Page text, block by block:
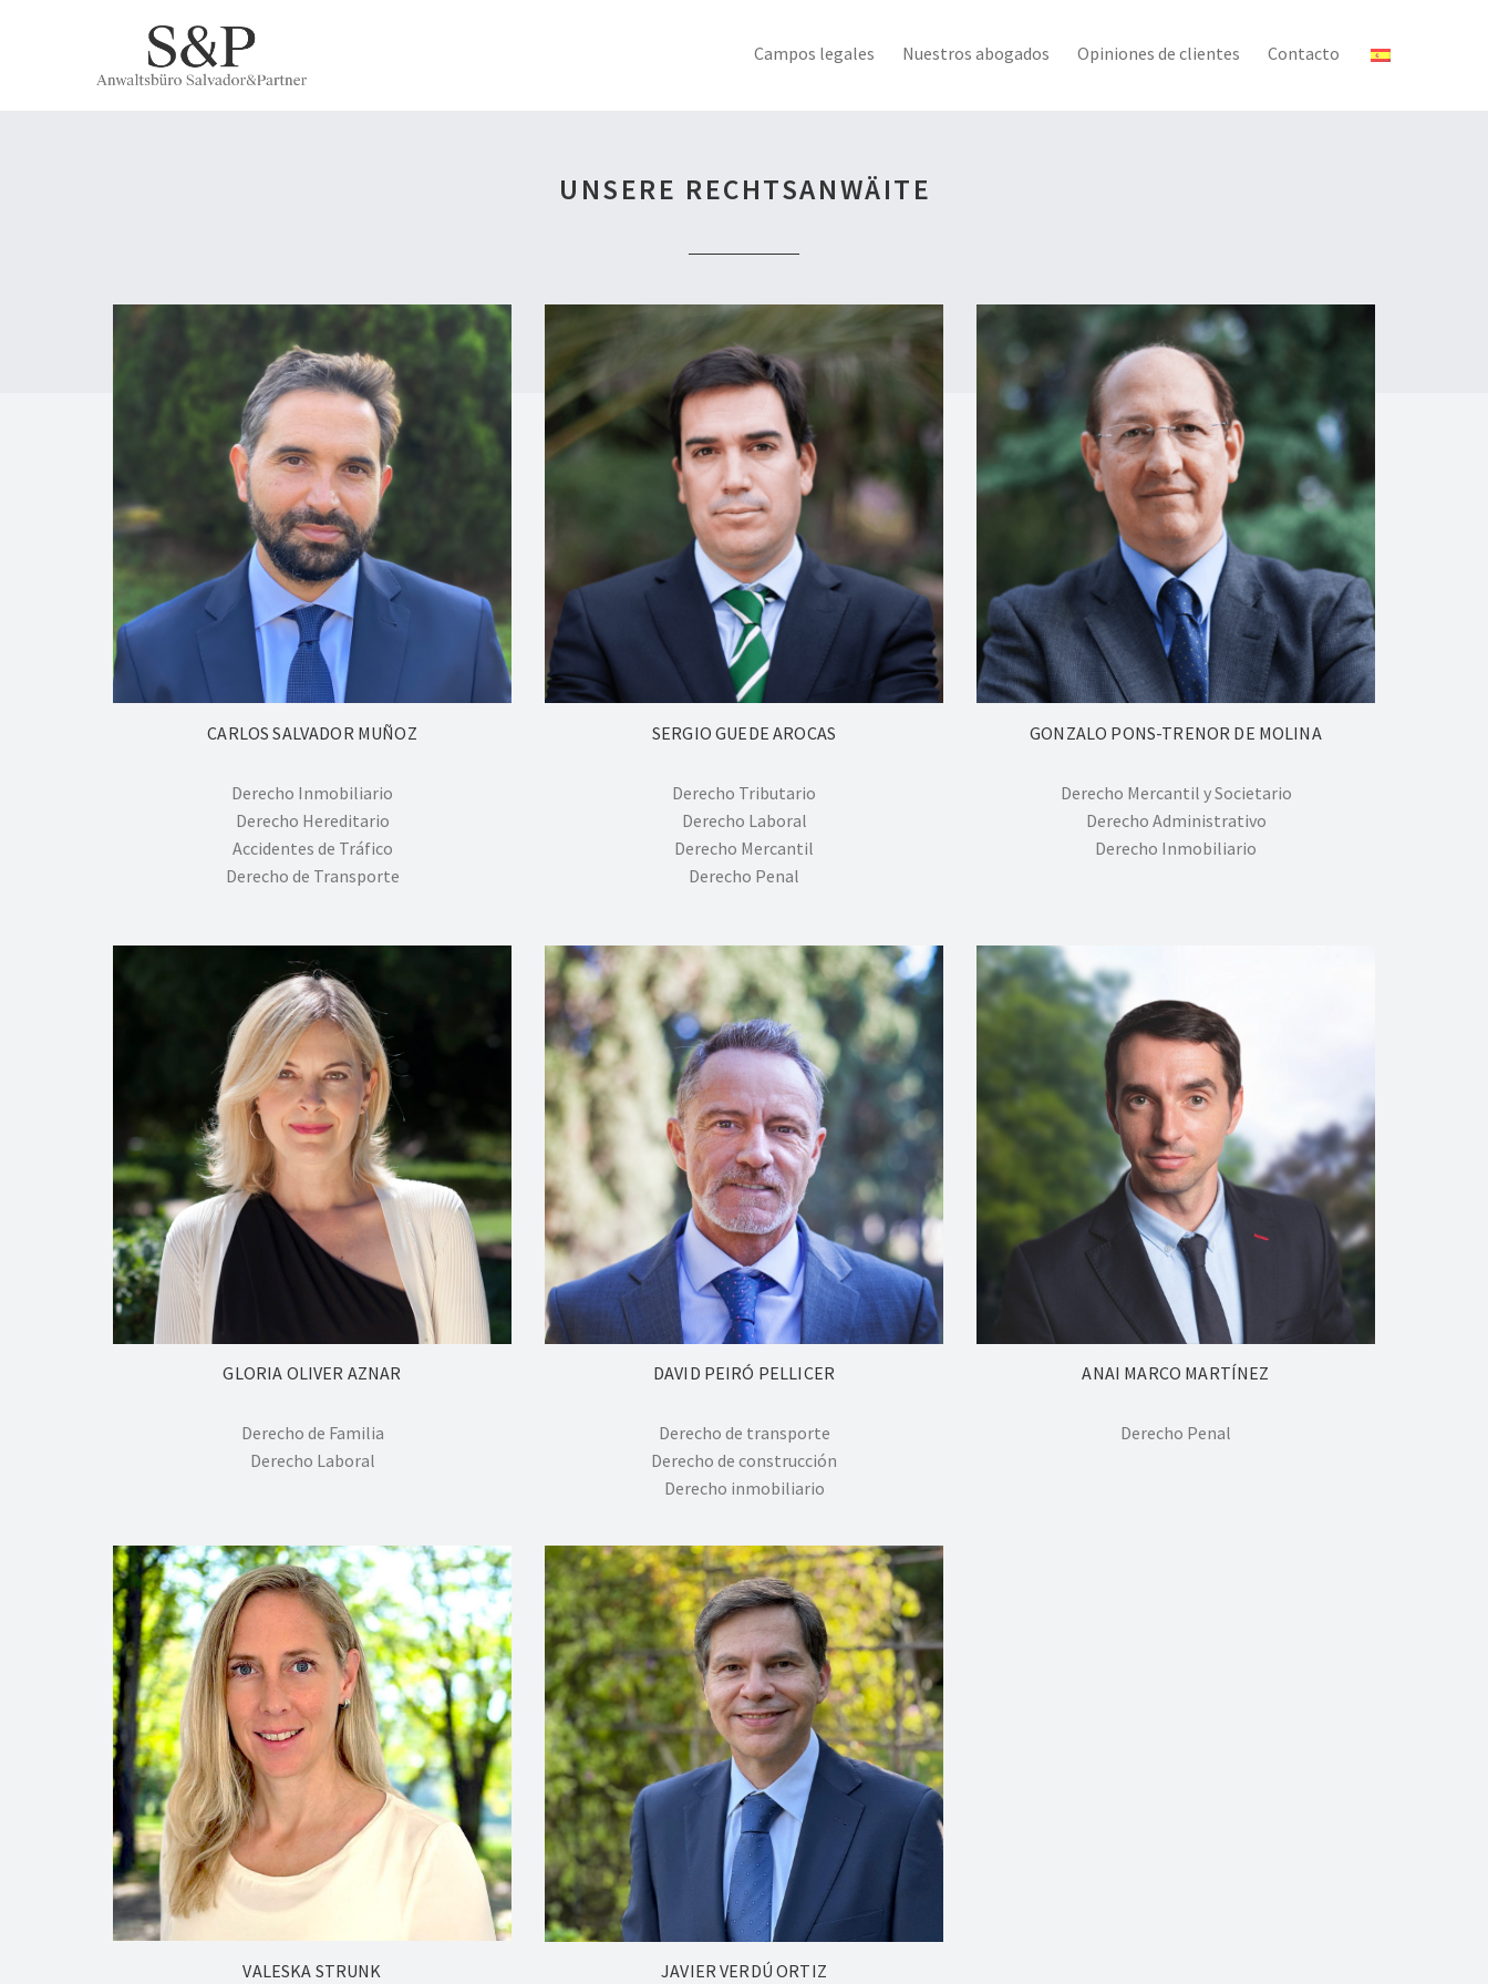
Campos legales Nuestros abogados Opiniones de clientes Contacto
UNSERE RECHTSANWÄITE
CARLOS SALVADOR MUÑOZ
Derecho Inmobiliario
Derecho Hereditario
Accidentes de Tráfico
Derecho de Transporte
SERGIO GUEDE AROCAS
Derecho Tributario
Derecho Laboral
Derecho Mercantil
Derecho Penal
GONZALO PONS-TRENOR DE MOLINA
Derecho Mercantil y Societario
Derecho Administrativo
Derecho Inmobiliario
GLORIA OLIVER AZNAR
Derecho de Familia
Derecho Laboral
DAVID PEIRÓ PELLICER
Derecho de transporte
Derecho de construcción
Derecho inmobiliario
ANAI MARCO MARTÍNEZ
Derecho Penal
VALESKA STRUNK JAVIER VERDÚ ORTIZ